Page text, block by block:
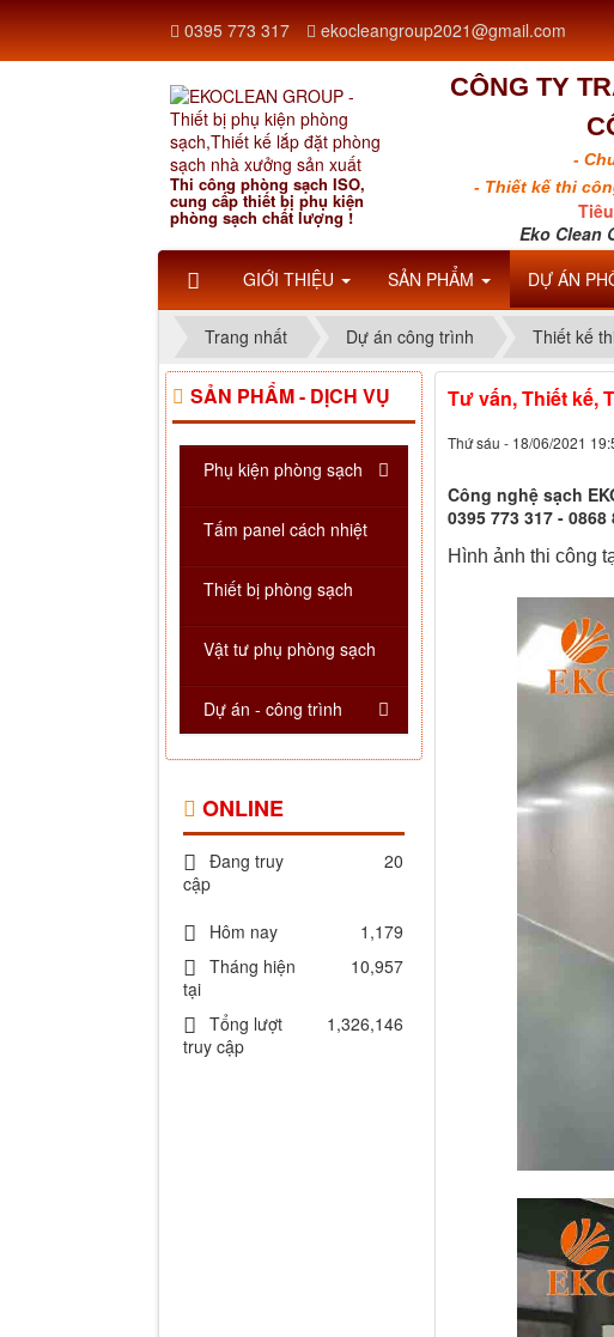
Thi công phòng sạch ISO,
cung cấp thiết bị phụ kiện
phòng sạch chất lượng !
CÔNG TY
-
- Thiết kế thi
Eko Clean
GIỚI THIỆU SẢN PHẨM DỰ ÁN
0395 773 317 ekocleangroup2021@gmail.com
Trang nhất Dự án công trình Thiết kế
Tư vấn, Thiết kế,
Thứ sáu - 18/06/2021
Công nghệ sạch
0395 773 317 - 0868
Hình ảnh thi công
SẢN PHẨM - DỊCH VỤ
Phụ kiện phòng sạch
Tấm panel cách nhiệt
Thiết bị phòng sạch
Vật tư phụ phòng sạch
Dự án - công trình
ONLINE
Đang truy
cập
20
Hôm nay
1,179
Tháng hiện
tại
10,957
Tổng lượt
truy cập
1,326,146